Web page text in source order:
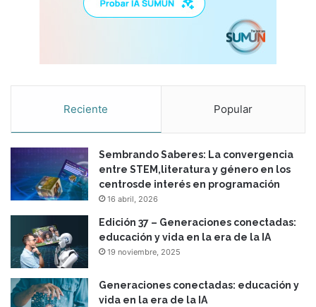
Reciente Popular
Sembrando Saberes: La convergencia
entre STEM,literatura y género en los
centrosde interés en programación
16 abril, 2026
Edición 37 – Generaciones conectadas:
educación y vida en la era de la IA
19 noviembre, 2025
Generaciones conectadas: educación y
vida en la era de la IA